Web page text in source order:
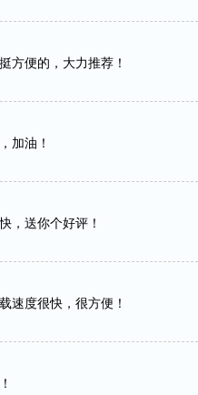
方便的，大力推荐！
加油！
，送你个好评！
速度很快，很方便！